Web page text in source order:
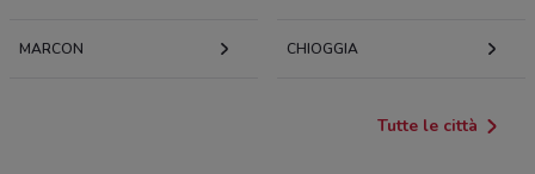
MARCON CHIOGGIA
Tutte le città